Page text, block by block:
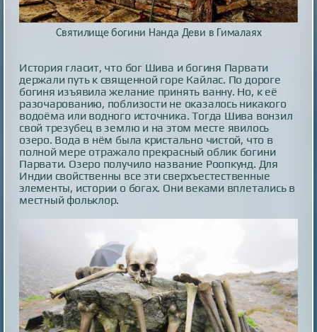
Святилище богини Нанда Деви в Гималаях
История гласит, что бог Шива и богиня Парвати
держали путь к священной горе Кайлас. По дороге
богиня изъявила желание принять ванну. Но, к её
разочарованию, поблизости не оказалось никакого
водоёма или водного источника. Тогда Шива вонзил
свой трезубец в землю и на этом месте явилось
озеро. Вода в нём была кристально чистой, что в
полной мере отражало прекрасный облик богини
Парвати. Озеро получило название Роопкунд. Для
Индии свойственны все эти сверхъестественные
элементы, истории о богах. Они веками вплетались в
местный фольклор.